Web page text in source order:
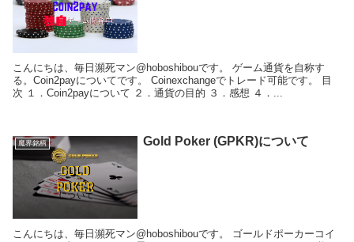
こんにちは、毎日瀕死マン@hoboshibouです。 ゲーム通貨を自称す
る。Coin2payについてです。 Coinexchangeでトレード可能です。 目
次 １．Coin2payについて ２．通貨の目的 ３．感想 ４．...
魔界銘柄 Gold Poker (GPKR)について
こんにちは、毎日瀕死マン@hoboshibouです。 ゴールドポーカーコイ